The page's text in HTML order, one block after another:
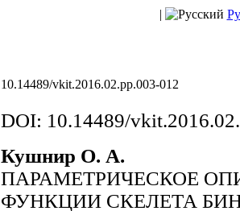
|
10.14489/vkit.2016.02.pp.003-012
DOI: 10.14489/
Кушнир О. А.
ПАРАМЕТРИЧЕСКОЕ
ФУНКЦИИ СКЕЛЕТА